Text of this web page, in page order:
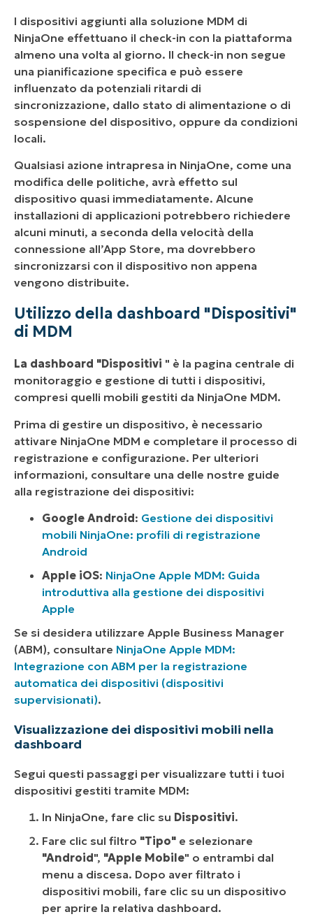
I dispositivi aggiunti alla soluzione MDM di
NinjaOne effettuano il check-in con la piattaforma
almeno una volta al giorno. Il check-in non segue
una pianificazione specifica e può essere
influenzato da potenziali ritardi di
sincronizzazione, dallo stato di alimentazione o di
sospensione del dispositivo, oppure da condizioni
locali.
Qualsiasi azione intrapresa in NinjaOne, come una
modifica delle politiche, avrà effetto sul
dispositivo quasi immediatamente. Alcune
installazioni di applicazioni potrebbero richiedere
alcuni minuti, a seconda della velocità della
connessione all’App Store, ma dovrebbero
sincronizzarsi con il dispositivo non appena
vengono distribuite.
Utilizzo della dashboard "Dispositivi"
di MDM
La dashboard "Dispositivi " è la pagina centrale di
monitoraggio e gestione di tutti i dispositivi,
compresi quelli mobili gestiti da NinjaOne MDM.
Prima di gestire un dispositivo, è necessario
attivare NinjaOne MDM e completare il processo di
registrazione e configurazione. Per ulteriori
informazioni, consultare una delle nostre guide
alla registrazione dei dispositivi:
Google Android: Gestione dei dispositivi
mobili NinjaOne: profili di registrazione
Android
Apple iOS: NinjaOne Apple MDM: Guida
introduttiva alla gestione dei dispositivi
Apple
Se si desidera utilizzare Apple Business Manager
(ABM), consultare NinjaOne Apple MDM:
Integrazione con ABM per la registrazione
automatica dei dispositivi (dispositivi
supervisionati).
Visualizzazione dei dispositivi mobili nella
dashboard
Segui questi passaggi per visualizzare tutti i tuoi
dispositivi gestiti tramite MDM:
In NinjaOne, fare clic su Dispositivi.
Fare clic sul filtro "Tipo" e selezionare
"Android", "Apple Mobile" o entrambi dal
menu a discesa. Dopo aver filtrato i
dispositivi mobili, fare clic su un dispositivo
per aprire la relativa dashboard.